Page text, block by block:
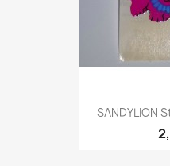
SANDYLION